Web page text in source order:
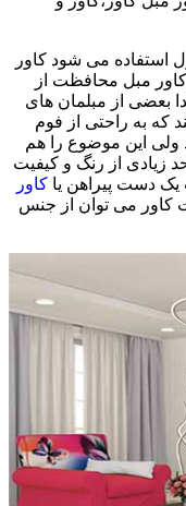
استفاده می شود کاور
مبل محافظت از
بعضی از مبلمان های
که به راحتی از فوم
ولی این موضوع را هم
زیادی از رنگ و کیفیت
دست پیراهن یا کاور
کاور می توان از جنس